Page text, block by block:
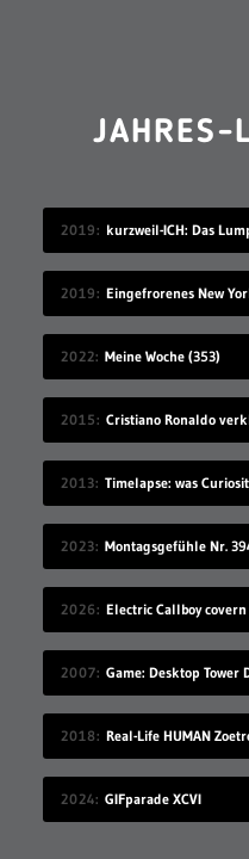
JAHRES-
2019 kurzweil-ICH: Das
2019
2022 Meine Woche (353)
2015
2013
2023 Montagsgefühle Nr.
2026 Electric Callboy
2007 Game: Desktop Tower
2018 Real-Life HUMAN
2024 GIFparade XCVI